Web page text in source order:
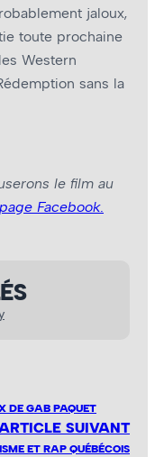
jaloux,
toute prochaine
Western
sans la
le film au
Facebook.
DE GAB PAQUET
SUIVANT
ET RAP QUÉBÉCOIS